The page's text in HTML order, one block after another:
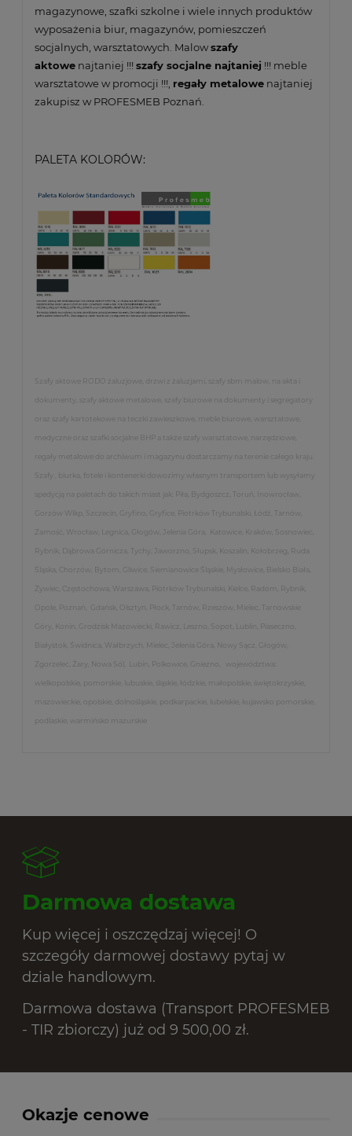
magazynowe, szafki szkolne i wiele innych produktów
wyposażenia biur, magazynów, pomieszczeń
socjalnych, warsztatowych. Malowszafy
aktowe najtaniej !!!szafy socjalne najtaniej !!! meble
warsztatowe w promocji !!!, regały metalowe najtaniej
zakupisz w PROFESMEB Poznań.
PALETA KOLORÓW:
Szafy aktowe RODO żaluzjowe, drzwi z żaluzjami, szafy sbm malow, na akta i
dokumenty, szafy aktowe metalowe, szafy biurowe na dokumenty i segregatory
oraz szafy kartotekowe na teczki zawieszkowe, meble biurowe, warsztatowe,
medyczne oraz szafki socjalne BHP a także szafy warsztatowe, narzędziowe,
regały metalowe do archiwum i magazynu dostarczamy na terenie całego kraju.
Szafy , biurka, fotele i kontenerki dowozimy własnym transportem lub wysyłamy
spedycją na paletach do takich miast jak: Piła, Bydgoszcz, Toruń, Inowrocław,
Gorzów Wlkp, Szczecin, Gryfino, Gryfice, Piotrków Trybunalski, Łódź, Tarnów,
Zamość, Wrocław, Legnica, Głogów, Jelenia Góra, Katowice, Kraków, Sosnowiec,
Rybnik, Dąbrowa Górnicza, Tychy, Jaworzno, Słupsk, Koszalin, Kołobrzeg, Ruda
Śląska, Chorzów, Bytom, Gliwice, Siemianowice Śląskie, Mysłowice, Bielsko Biała,
Żywiec, Częstochowa, Warszawa, Piotrków Trybunalski, Kielce, Radom, Rybnik,
Opole, Poznań, Gdańsk, Olsztyn, Płock, Tarnów, Rzeszów, Mielec, Tarnowskie
Góry, Konin, Grodzisk Mazowiecki, Rawicz, Leszno, Sopot, Lublin, Piaseczno,
Białystok, Świdnica, Wałbrzych, Mielec, Jelenia Góra, Nowy Sącz, Głogów,
Zgorzelec, Żary, Nowa Sól, Lubin, Polkowice, Gniezno, województwa:
wielkopolskie, pomorskie, lubuskie, śląskie, łódzkie, małopolskie, świętokrzyskie,
mazowieckie, opolskie, dolnośląskie, podkarpackie, lubelskie, kujawsko pomorskie,
podlaskie, warmińsko mazurskie
Darmowa dostawa
Kup więcej i oszczędzaj więcej! O
szczegóły darmowej dostawy pytaj w
dziale handlowym.
Darmowa dostawa (Transport PROFESMEB
- TIR zbiorczy) już od 9 500,00 zł.
Okazje cenowe